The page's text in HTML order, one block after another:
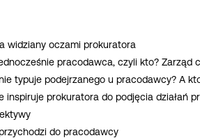
widziany oczami prokuratora
pracodawca, czyli kto? Zarząd
typuje podejrzanego u pracodawcy? A
inspiruje prokuratora do podjęcia działań
do pracodawcy